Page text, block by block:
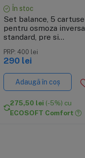
În stoc
Set balance, 5 cartuse
pentru osmoza inversa
standard, pre si
PRP: 400 lei
290 lei
Adaugă în coș
275,50 lei (-5%) cu
ECOSOFT Comfort